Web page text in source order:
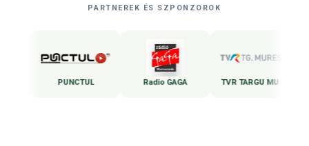
PARTNEREK ÉS SZPONZOROK
PUNCTUL Radio GAGA TVR TARGU MURES